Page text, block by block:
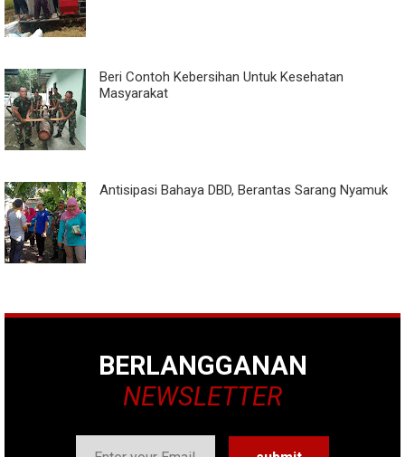
Beri Contoh Kebersihan Untuk Kesehatan
Masyarakat
Antisipasi Bahaya DBD, Berantas Sarang Nyamuk
BERLANGGANAN
NEWSLETTER